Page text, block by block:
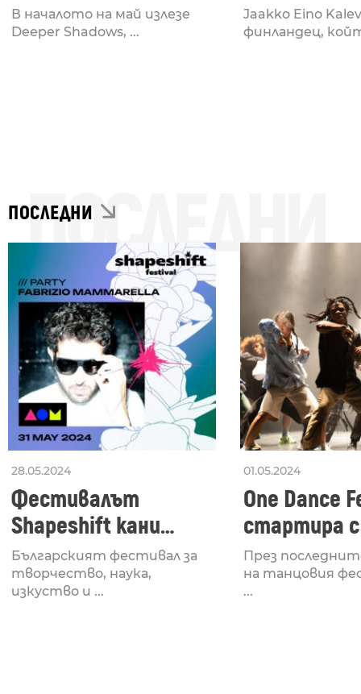
В началото на май излезе
Deeper Shadows, ...
Jaakko Eino
финландец,
ПОСЛЕДНИ
ПОСЛЕДНИ
28.05.2024
Фестивалът
Shapeshift кани
Fabrizio Mammarella
за откриването си
Българският фестивал за
творчество, наука,
изкуство и ...
01.05.2024
One Dance
стартира
Lucid,
рейв
През
на танцовия
...